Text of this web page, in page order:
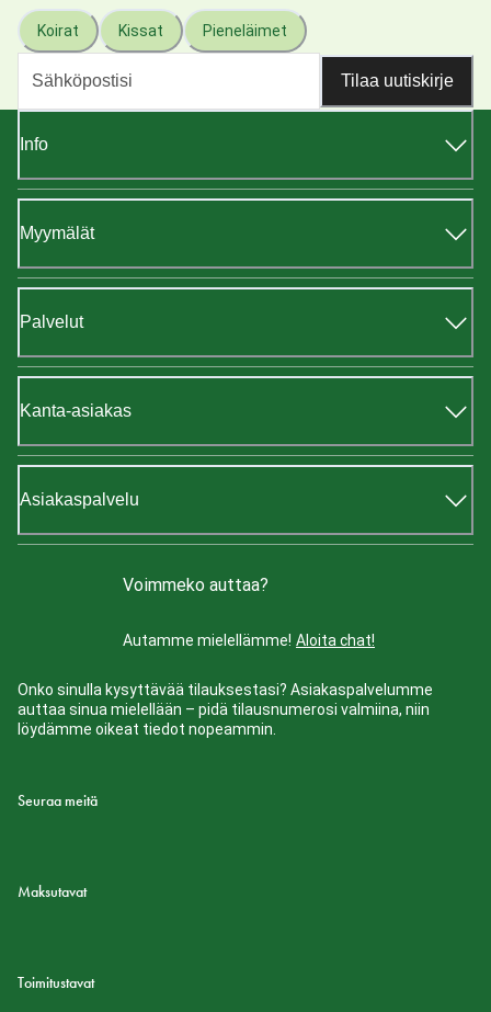
Koirat Kissat Pieneläimet
Tilaa uutiskirje
Info
Myymälät
Palvelut
Kanta-asiakas
Asiakaspalvelu
Voimmeko auttaa?
Autamme mielellämme! Aloita chat!
Onko sinulla kysyttävää tilauksestasi? Asiakaspalvelumme
auttaa sinua mielellään – pidä tilausnumerosi valmiina, niin
löydämme oikeat tiedot nopeammin.
Seuraa meitä
Maksutavat
Toimitustavat